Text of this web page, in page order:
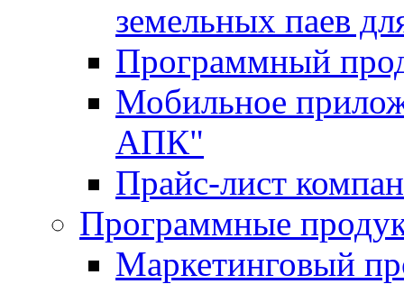
земельных паев
Программный
Мобильное
АПК"
Прайс-лист
Программные
Маркетинговый